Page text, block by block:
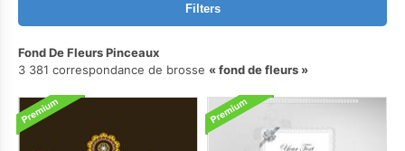
Filters
Fond De Fleurs Pinceaux
3 381 correspondance de brosse
fond de fleurs